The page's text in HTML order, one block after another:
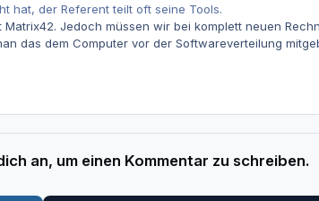
hat, der Referent teilt oft seine Tools.
Jedoch müssen wir bei komplett neuen
das dem Computer vor der Softwareverteilung
an, um einen Kommentar zu schreiben.